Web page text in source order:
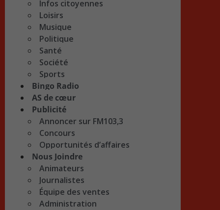
Infos citoyennes
Loisirs
Musique
Politique
Santé
Société
Sports
Bingo Radio
AS de cœur
Publicité
Annoncer sur FM103,3
Concours
Opportunités d’affaires
Nous Joindre
Animateurs
Journalistes
Équipe des ventes
Administration